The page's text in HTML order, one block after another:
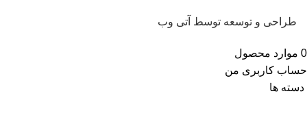
طراحی و توسعه توسط آتی وب
0 موارد محصول
حساب کاربری من
دسته ها